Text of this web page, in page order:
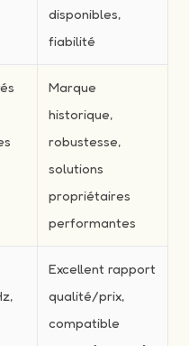
disponibles,
fiabilité
Marque
historique,
robustesse,
solutions
propriétaires
performantes
Excellent rapport
qualité/prix,
compatible